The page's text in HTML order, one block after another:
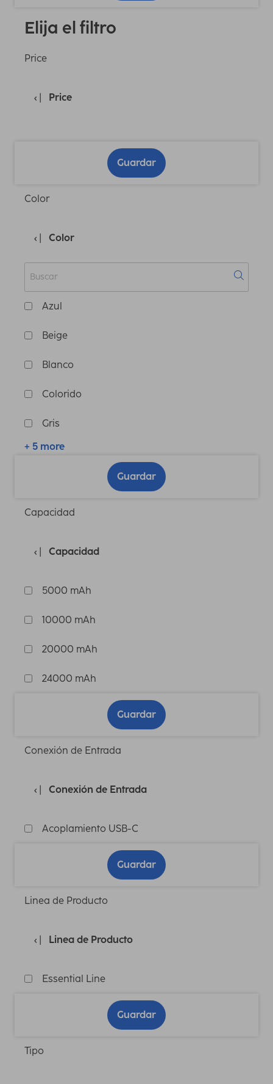
Elija el filtro
Price
Price
Guardar
Color
Color
Azul
Beige
Blanco
Colorido
Gris
+ 5 more
Guardar
Capacidad
Capacidad
5000 mAh
10000 mAh
20000 mAh
24000 mAh
Guardar
Conexión de Entrada
Conexión de Entrada
Acoplamiento USB-C
Guardar
Linea de Producto
Linea de Producto
Essential Line
Guardar
Tipo